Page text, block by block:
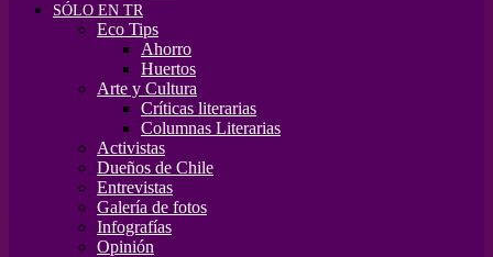
SÓLO EN TR
Eco Tips
Ahorro
Huertos
Arte y Cultura
Críticas literarias
Columnas Literarias
Activistas
Dueños de Chile
Entrevistas
Galería de fotos
Infografías
Opinión